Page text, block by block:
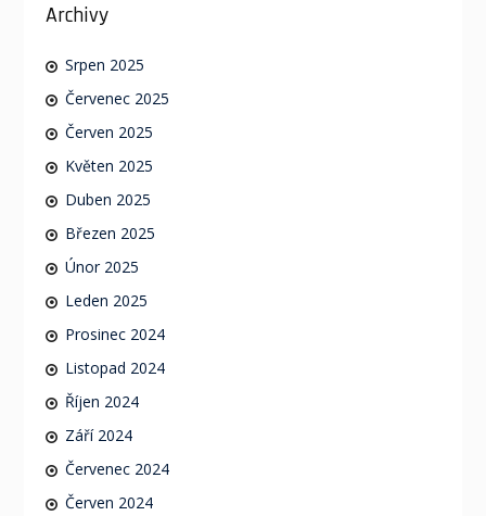
Archivy
Srpen 2025
Červenec 2025
Červen 2025
Květen 2025
Duben 2025
Březen 2025
Únor 2025
Leden 2025
Prosinec 2024
Listopad 2024
Říjen 2024
Září 2024
Červenec 2024
Červen 2024